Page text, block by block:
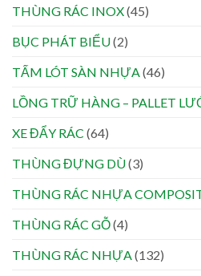
THÙNG RÁC INOX(45)
BỤC PHÁT BIỂU(2)
TẤM LÓT SÀN NHỰA (46)
LỒNG TRỮ HÀNG – PALLET
XE ĐẨY RÁC (64)
THÙNG ĐỰNG DÙ(3)
THÙNG RÁC NHỰA
THÙNG RÁC GỖ(4)
THÙNG RÁC NHỰA (132)